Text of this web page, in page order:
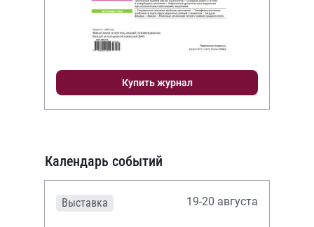
Купить журнал
Календарь событий
Выставка 19-20 августа